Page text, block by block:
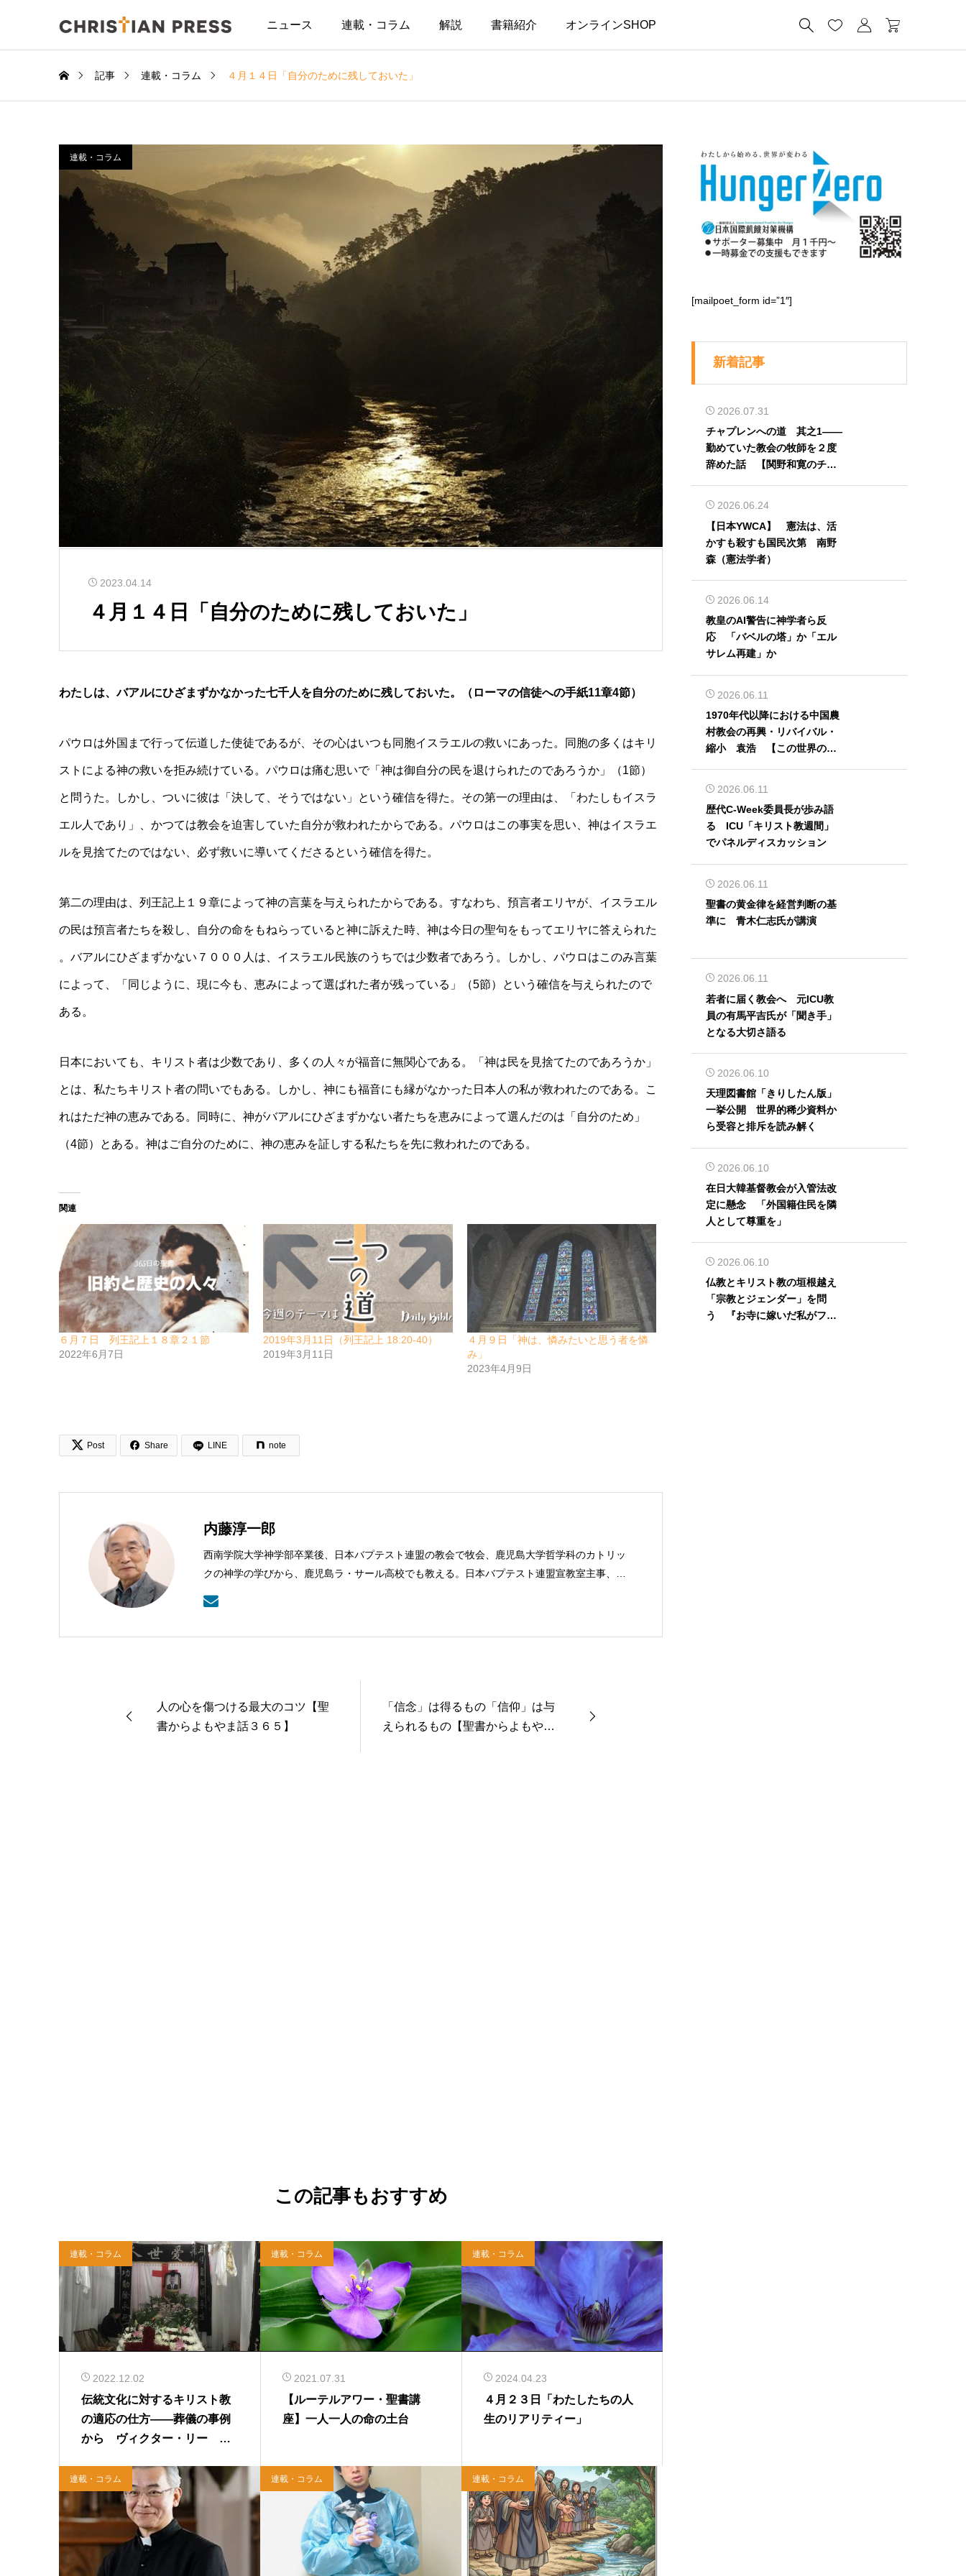
ニュース 連載・コラム 解説 書籍紹介 オンラインSHOP    
記事 連載・コラム ４月１４日「自分のために残しておいた」
連載・コラム
2023.04.14
４月１４日「自分のために残しておいた」
わたしは、バアルにひざまずかなかった七千人を自分のために残しておいた。（ローマの信徒への手紙11章4節）
パウロは外国まで行って伝道した使徒であるが、その心はいつも同胞イスラエルの救いにあった。同胞の多くはキリ
ストによる神の救いを拒み続けている。パウロは痛む思いで「神は御自分の民を退けられたのであろうか」（1節）
と問うた。しかし、ついに彼は「決して、そうではない」という確信を得た。その第一の理由は、「わたしもイスラ
エル人であり」、かつては教会を迫害していた自分が救われたからである。パウロはこの事実を思い、神はイスラエ
ルを見捨てたのではない、必ず救いに導いてくださるという確信を得た。
第二の理由は、列王記上１９章によって神の言葉を与えられたからである。すなわち、預言者エリヤが、イスラエル
の民は預言者たちを殺し、自分の命をもねらっていると神に訴えた時、神は今日の聖句をもってエリヤに答えられた
。バアルにひざまずかない７０００人は、イスラエル民族のうちでは少数者であろう。しかし、パウロはこのみ言葉
によって、「同じように、現に今も、恵みによって選ばれた者が残っている」（5節）という確信を与えられたので
ある。
日本においても、キリスト者は少数であり、多くの人々が福音に無関心である。「神は民を見捨てたのであろうか」
とは、私たちキリスト者の問いでもある。しかし、神にも福音にも縁がなかった日本人の私が救われたのである。こ
れはただ神の恵みである。同時に、神がバアルにひざまずかない者たちを恵みによって選んだのは「自分のため」
（4節）とある。神はご自分のために、神の恵みを証しする私たちを先に救われたのである。
関連
６月７日 列王記上１８章２１節
2022年6月7日
2019年3月11日（列王記上 18:20-40）
2019年3月11日
４月９日「神は、憐みたいと思う者を憐
み」
2023年4月9日
 Post  Share LINE note
内藤淳一郎
西南学院大学神学部卒業後、日本バプテスト連盟の教会で牧会、鹿児島大学哲学科のカトリッ
クの神学の学びから、鹿児島ラ・サール高校でも教える。日本バプテスト連盟宣教室主事、日
本バプテスト連盟常務理事を８年間務める。
人の心を傷つける最大のコツ【聖
書からよもやま話３６５】
「信念」は得るもの「信仰」は与
えられるもの【聖書からよもやま
この記事もおすすめ
連載・コラム
2022.12.02
伝統文化に対するキリスト教
の適応の仕方――葬儀の事例
から ヴィクター・リー
連載・コラム
2021.07.31
【ルーテルアワー・聖書講
座】一人一人の命の土台
連載・コラム
2024.04.23
４月２３日「わたしたちの人
生のリアリティー」
連載・コラム 連載・コラム 連載・コラム
[mailpoet_form id=”1″]
新着記事
2026.07.31
チャプレンへの道 其之1――
勤めていた教会の牧師を２度
辞めた話 【関野和寛のチャ
2026.06.24
【日本YWCA】 憲法は、活
かすも殺すも国民次第 南野
森（憲法学者）
2026.06.14
教皇のAI警告に神学者ら反
応 「バベルの塔」か「エル
サレム再建」か
2026.06.11
1970年代以降における中国農
村教会の再興・リバイバル・
縮小 袁浩 【この世界の片
2026.06.11
歴代C-Week委員長が歩み語
る ICU「キリスト教週間」
でパネルディスカッション
2026.06.11
聖書の黄金律を経営判断の基
準に 青木仁志氏が講演
2026.06.11
若者に届く教会へ 元ICU教
員の有馬平吉氏が「聞き手」
となる大切さ語る
2026.06.10
天理図書館「きりしたん版」
一挙公開 世界的稀少資料か
ら受容と排斥を読み解く
2026.06.10
在日大韓基督教会が入管法改
定に懸念 「外国籍住民を隣
人として尊重を」
2026.06.10
仏教とキリスト教の垣根越え
「宗教とジェンダー」を問
う 『お寺に嫁いだ私がフェ